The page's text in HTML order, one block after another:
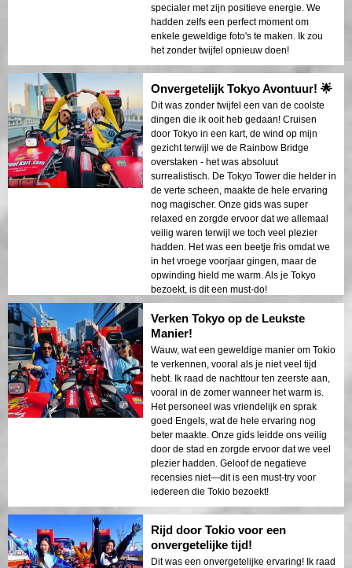
specialer met zijn positieve energie. We
hadden zelfs een perfect moment om
enkele geweldige foto's te maken. Ik zou
het zonder twijfel opnieuw doen!
Onvergetelijk Tokyo Avontuur! 🌟
Dit was zonder twijfel een van de coolste
dingen die ik ooit heb gedaan! Cruisen
door Tokyo in een kart, de wind op mijn
gezicht terwijl we de Rainbow Bridge
overstaken - het was absoluut
surrealistisch. De Tokyo Tower die helder in
de verte scheen, maakte de hele ervaring
nog magischer. Onze gids was super
relaxed en zorgde ervoor dat we allemaal
veilig waren terwijl we toch veel plezier
hadden. Het was een beetje fris omdat we
in het vroege voorjaar gingen, maar de
opwinding hield me warm. Als je Tokyo
bezoekt, is dit een must-do!
Verken Tokyo op de Leukste
Manier!
Wauw, wat een geweldige manier om Tokio
te verkennen, vooral als je niet veel tijd
hebt. Ik raad de nachttour ten zeerste aan,
vooral in de zomer wanneer het warm is.
Het personeel was vriendelijk en sprak
goed Engels, wat de hele ervaring nog
beter maakte. Onze gids leidde ons veilig
door de stad en zorgde ervoor dat we veel
plezier hadden. Geloof de negatieve
recensies niet—dit is een must-try voor
iedereen die Tokio bezoekt!
Rijd door Tokio voor een
onvergetelijke tijd!
Dit was een onvergetelijke ervaring! Ik raad